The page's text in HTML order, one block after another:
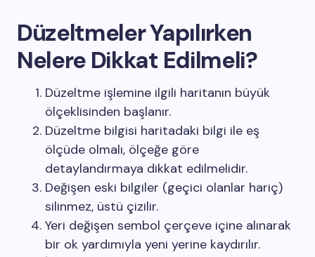
Düzeltmeler Yapılırken
Nelere Dikkat Edilmeli?
Düzeltme işlemine ilgili haritanın büyük
ölçeklisinden başlanır.
Düzeltme bilgisi haritadaki bilgi ile eş
ölçüde olmalı, ölçeğe göre
detaylandırmaya dikkat edilmelidir.
Değişen eski bilgiler (geçici olanlar hariç)
silinmez, üstü çizilir.
Yeri değişen sembol çerçeve içine alınarak
bir ok yardımıyla yeni yerine kaydırılır.